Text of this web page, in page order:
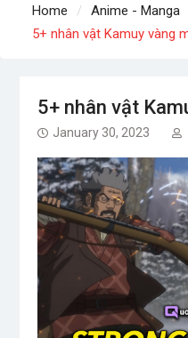
List ca khúc nhạc tết hay và
xuân về
Home
Anime - Manga
5+ nhân vật Kamuy vàng
5+ nhân vật
January 30, 2023